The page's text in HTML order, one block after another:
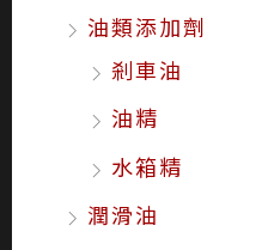
油類添加劑
剎車油
油精
水箱精
潤滑油